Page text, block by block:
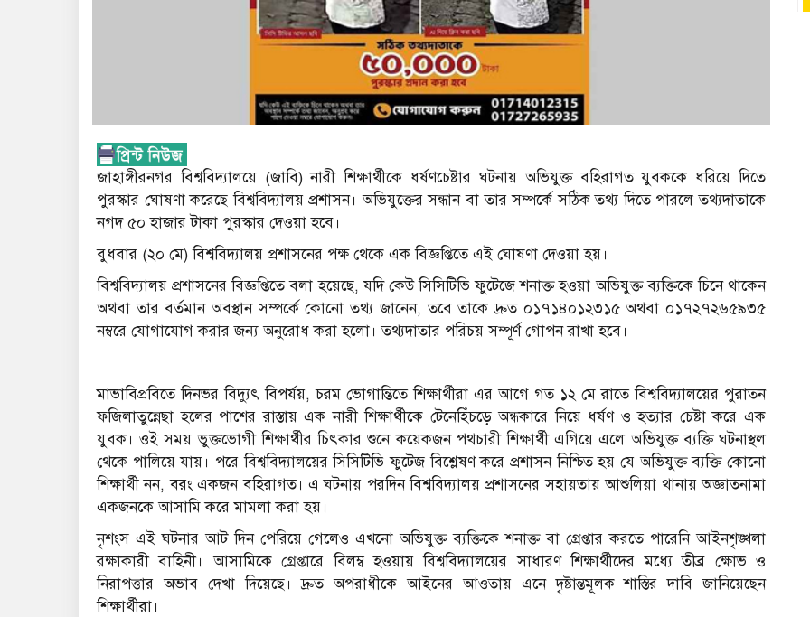
জাহাঙ্গীরনগর বিশ্ববিদ্যালয়ে (জাবি) নারী শিক্ষার্থীকে ধর্ষণচেষ্টার ঘটনায় অভিযুক্ত বহিরাগত যুবককে ধরিয়ে দিতে
পুরস্কার ঘোষণা করেছে বিশ্ববিদ্যালয় প্রশাসন। অভিযুক্তের সন্ধান বা তার সম্পর্কে সঠিক তথ্য দিতে পারলে তথ্যদাতাকে
নগদ ৫০ হাজার টাকা পুরস্কার দেওয়া হবে।
বুধবার (২০ মে) বিশ্ববিদ্যালয় প্রশাসনের পক্ষ থেকে এক বিজ্ঞপ্তিতে এই ঘোষণা দেওয়া হয়।​
বিশ্ববিদ্যালয় প্রশাসনের বিজ্ঞপ্তিতে বলা হয়েছে, যদি কেউ সিসিটিভি ফুটেজে শনাক্ত হওয়া অভিযুক্ত ব্যক্তিকে চিনে থাকেন
অথবা তার বর্তমান অবস্থান সম্পর্কে কোনো তথ্য জানেন, তবে তাকে দ্রুত ০১৭১৪০১২৩১৫ অথবা ০১৭২৭২৬৫৯৩৫
নম্বরে যোগাযোগ করার জন্য অনুরোধ করা হলো। তথ্যদাতার পরিচয় সম্পূর্ণ গোপন রাখা হবে।
মাভাবিপ্রবিতে দিনভর বিদ্যুৎ বিপর্যয়, চরম ভোগান্তিতে শিক্ষার্থীরা এর আগে গত ১২ মে রাতে বিশ্ববিদ্যালয়ের পুরাতন
ফজিলাতুন্নেছা হলের পাশের রাস্তায় এক নারী শিক্ষার্থীকে টেনেহিঁচড়ে অন্ধকারে নিয়ে ধর্ষণ ও হত্যার চেষ্টা করে এক
যুবক। ওই সময় ভুক্তভোগী শিক্ষার্থীর চিৎকার শুনে কয়েকজন পথচারী শিক্ষার্থী এগিয়ে এলে অভিযুক্ত ব্যক্তি ঘটনাস্থল
থেকে পালিয়ে যায়। পরে বিশ্ববিদ্যালয়ের সিসিটিভি ফুটেজ বিশ্লেষণ করে প্রশাসন নিশ্চিত হয় যে অভিযুক্ত ব্যক্তি কোনো
শিক্ষার্থী নন, বরং একজন বহিরাগত। এ ঘটনায় পরদিন বিশ্ববিদ্যালয় প্রশাসনের সহায়তায় আশুলিয়া থানায় অজ্ঞাতনামা
একজনকে আসামি করে মামলা করা হয়।
নৃশংস এই ঘটনার আট দিন পেরিয়ে গেলেও এখনো অভিযুক্ত ব্যক্তিকে শনাক্ত বা গ্রেপ্তার করতে পারেনি আইনশৃঙ্খলা
রক্ষাকারী বাহিনী। আসামিকে গ্রেপ্তারে বিলম্ব হওয়ায় বিশ্ববিদ্যালয়ের সাধারণ শিক্ষার্থীদের মধ্যে তীব্র ক্ষোভ ও
নিরাপত্তার অভাব দেখা দিয়েছে। দ্রুত অপরাধীকে আইনের আওতায় এনে দৃষ্টান্তমূলক শাস্তির দাবি জানিয়েছেন
শিক্ষার্থীরা।